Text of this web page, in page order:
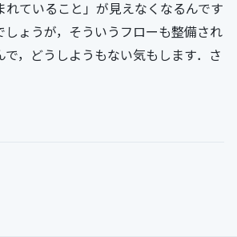
れていること」が見えなくなるんです
しょうが，そういうフローも整備され
で，どうしようもない気もします．さ